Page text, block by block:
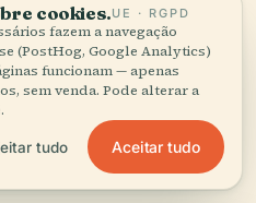
Fosso,
de 1.100 cidades em 96
e conhecimento local —
cookies.UE · RGPD
fazem a navegação
(PostHog, Google Analytics)
funcionam — apenas
sem venda. Pode alterar a
tudo Aceitar tudo